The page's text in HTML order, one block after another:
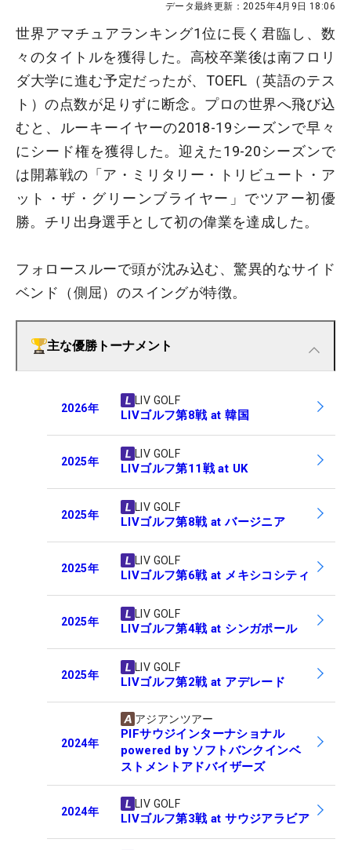
データ最終更新： 2025年4月9日 18:06
世界アマチュアランキング1位に長く君臨し、数
々のタイトルを獲得した。高校卒業後は南フロリ
ダ大学に進む予定だったが、TOEFL（英語のテス
ト）の点数が足りずに断念。プロの世界へ飛び込
むと、ルーキーイヤーの2018-19シーズンで早々
にシード権を獲得した。迎えた19-20シーズンで
は開幕戦の「ア・ミリタリー・トリビュート・ア
ット・ザ・グリーンブライヤー」でツアー初優
勝。チリ出身選手として初の偉業を達成した。
フォロースルーで頭が沈み込む、驚異的なサイド
ベンド（側屈）のスイングが特徴。
主な優勝トーナメント
2026年
LIV GOLF
LIVゴルフ第8戦 at 韓国
2025年
LIV GOLF
LIVゴルフ第11戦 at UK
2025年
LIV GOLF
LIVゴルフ第8戦 at バージニア
2025年
LIV GOLF
LIVゴルフ第6戦 at メキシコシティ
2025年
LIV GOLF
LIVゴルフ第4戦 at シンガポール
2025年
LIV GOLF
LIVゴルフ第2戦 at アデレード
2024年
アジアンツアー
PIFサウジインターナショナル
powered by ソフトバンクインベ
ストメントアドバイザーズ
2024年
LIV GOLF
LIVゴルフ第3戦 at サウジアラビア